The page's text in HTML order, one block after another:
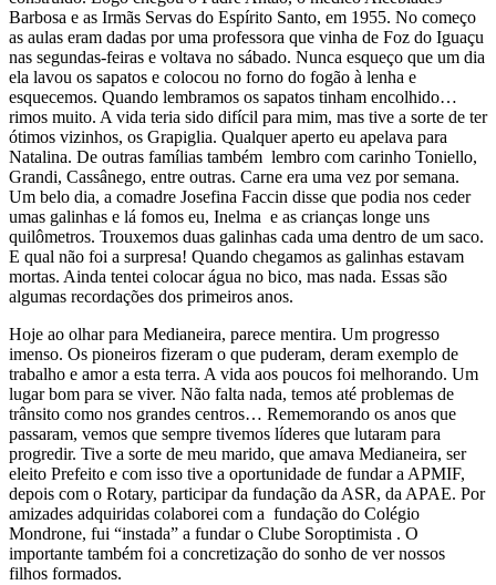
Barbosa e as Irmãs Servas do Espírito Santo, em 1955. No começo
as aulas eram dadas por uma professora que vinha de Foz do Iguaçu
nas segundas-feiras e voltava no sábado. Nunca esqueço que um dia
ela lavou os sapatos e colocou no forno do fogão à lenha e
esquecemos. Quando lembramos os sapatos tinham encolhido…
rimos muito. A vida teria sido difícil para mim, mas tive a sorte de ter
ótimos vizinhos, os Grapiglia. Qualquer aperto eu apelava para
Natalina. De outras famílias também lembro com carinho Toniello,
Grandi, Cassânego, entre outras. Carne era uma vez por semana.
Um belo dia, a comadre Josefina Faccin disse que podia nos ceder
umas galinhas e lá fomos eu, Inelma e as crianças longe uns
quilômetros. Trouxemos duas galinhas cada uma dentro de um saco.
E qual não foi a surpresa! Quando chegamos as galinhas estavam
mortas. Ainda tentei colocar água no bico, mas nada. Essas são
algumas recordações dos primeiros anos.
Hoje ao olhar para Medianeira, parece mentira. Um progresso
imenso. Os pioneiros fizeram o que puderam, deram exemplo de
trabalho e amor a esta terra. A vida aos poucos foi melhorando. Um
lugar bom para se viver. Não falta nada, temos até problemas de
trânsito como nos grandes centros… Rememorando os anos que
passaram, vemos que sempre tivemos líderes que lutaram para
progredir. Tive a sorte de meu marido, que amava Medianeira, ser
eleito Prefeito e com isso tive a oportunidade de fundar a APMIF,
depois com o Rotary, participar da fundação da ASR, da APAE. Por
amizades adquiridas colaborei com a fundação do Colégio
Mondrone, fui “instada” a fundar o Clube Soroptimista . O
importante também foi a concretização do sonho de ver nossos
filhos formados.